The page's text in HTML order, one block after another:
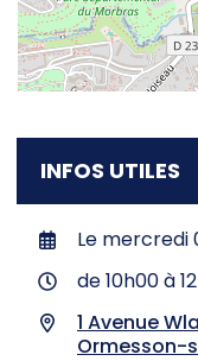
INFOS UTILES
Le mercredi
de 10h00 à
1 Avenue
Ormesson-